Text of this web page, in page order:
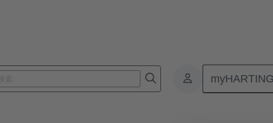
ケーブルグランド 09 00